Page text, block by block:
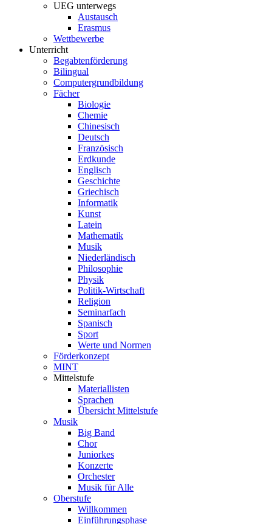
UEG unterwegs
Austausch
Erasmus
Wettbewerbe
Unterricht
Begabtenförderung
Bilingual
Computergrundbildung
Fächer
Biologie
Chemie
Chinesisch
Deutsch
Französisch
Erdkunde
Englisch
Geschichte
Griechisch
Informatik
Kunst
Latein
Mathematik
Musik
Niederländisch
Philosophie
Physik
Politik-Wirtschaft
Religion
Seminarfach
Spanisch
Sport
Werte und Normen
Förderkonzept
MINT
Mittelstufe
Materiallisten
Sprachen
Übersicht Mittelstufe
Musik
Big Band
Chor
Juniorkes
Konzerte
Orchester
Musik für Alle
Oberstufe
Willkommen
Einführungsphase